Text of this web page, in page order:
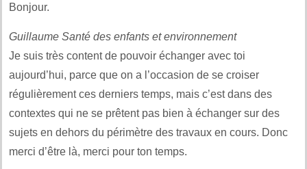
Bonjour.
Guillaume Santé des enfants et environnement
Je suis très content de pouvoir échanger avec toi
aujourd’hui, parce que on a l’occasion de se croiser
régulièrement ces derniers temps, mais c’est dans des
contextes qui ne se prêtent pas bien à échanger sur des
sujets en dehors du périmètre des travaux en cours. Donc
merci d’être là, merci pour ton temps.